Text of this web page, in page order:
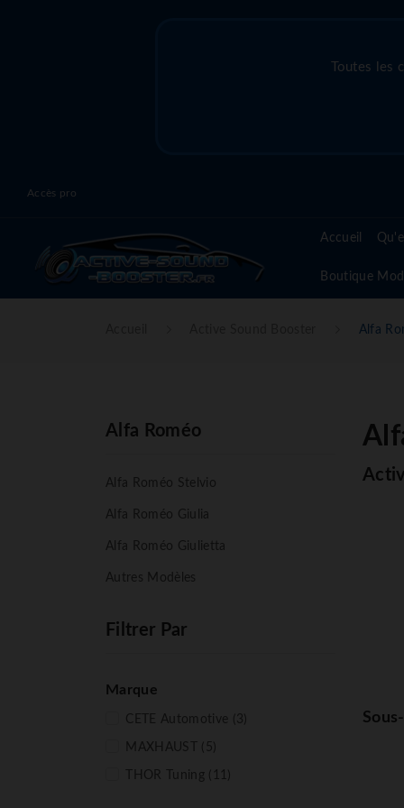
Toutes les
Accès pro
Accueil
Boutique
Alfa
Alfa Roméo
Alfa Roméo Stelvio
Alfa Roméo Giulia
Alfa Roméo Giulietta
Autres Modèles
Filtrer Par
Marque
CETE Automotive (3)
MAXHAUST (5)
THOR Tuning (11)